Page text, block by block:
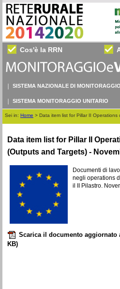
Cos'è la RRN
SISTEMA NAZIONALE DI MONITORAGGIO
SISTEMA MONITORAGGIO UNITARIO
Sei in: Home > Data item list for Pillar II
Data item list for Pillar II
(Outputs and Targets) -
Documenti di
negli operations
il II Pilastro.
Scarica il documento aggiornato
KB)